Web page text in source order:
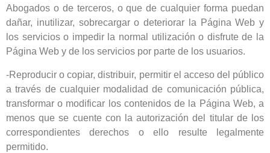
Abogados o de terceros, o que de cualquier forma puedan
dañar, inutilizar, sobrecargar o deteriorar la Página Web y
los servicios o impedir la normal utilización o disfrute de la
Página Web y de los servicios por parte de los usuarios.
-Reproducir o copiar, distribuir, permitir el acceso del público
a través de cualquier modalidad de comunicación pública,
transformar o modificar los contenidos de la Página Web, a
menos que se cuente con la autorización del titular de los
correspondientes derechos o ello resulte legalmente
permitido.